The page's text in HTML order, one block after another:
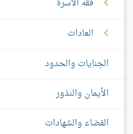
فقه الأسرة
العادات
الجنايات والحدود
الأيمان والنذور
القضاء والشهادات